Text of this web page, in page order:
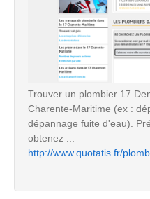
Trouver un plombier 17
Charente-Maritime (ex :
dépannage fuite d'eau).
obtenez ...
http://www.quotatis.fr/